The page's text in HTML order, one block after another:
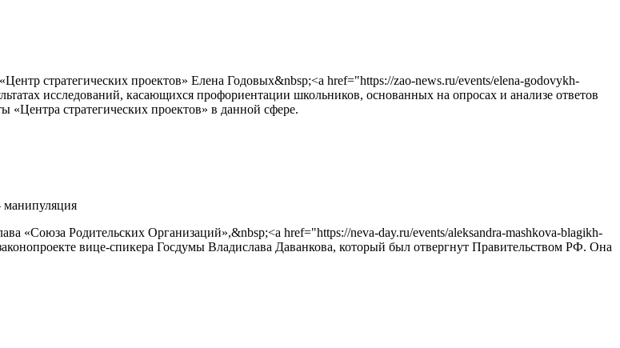
стратегических проектов» Елена Годовых&nbsp;<a href="https://zao-news.ru/events/elena-godovykh-
исследований, касающихся профориентации школьников, основанных на опросах и анализе ответов
«Центра стратегических проектов» в данной сфере.
манипуляция
«Союза Родительских Организаций»,&nbsp;<a href="https://neva-day.ru/events/aleksandra-mashkova-blagikh-
вице-спикера Госдумы Владислава Даванкова, который был отвергнут Правительством РФ. Она